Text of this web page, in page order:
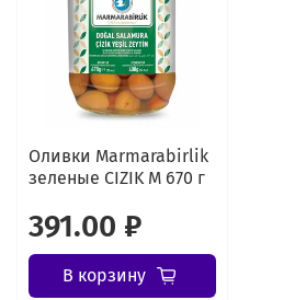
Оливки Marmarabirlik
зеленые CIZIK M 670 г
391.00 ₽
В корзину